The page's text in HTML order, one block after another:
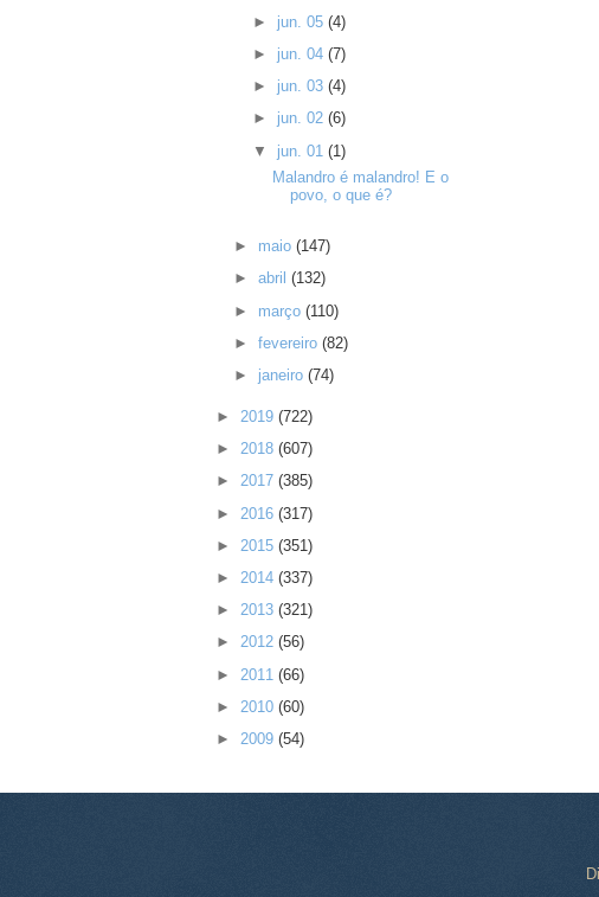
► jun. 05 (4)
► jun. 04 (7)
► jun. 03 (4)
► jun. 02 (6)
▼ jun. 01 (1)
Malandro é malandro! E o
povo, o que é?
► maio(147)
►abril(132)
► março(110)
►fevereiro(82)
► janeiro(74)
► 2019 (722)
► 2018 (607)
► 2017 (385)
► 2016 (317)
► 2015 (351)
► 2014 (337)
► 2013 (321)
► 2012 (56)
► 2011 (66)
► 2010 (60)
► 2009 (54)